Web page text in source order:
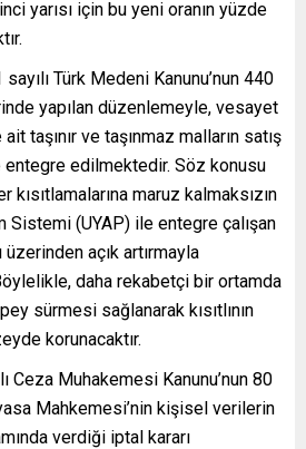
yarısı için bu yeni oranın yüzde
Türk Medeni Kanunu’nun 440
yapılan düzenlemeyle, vesayet
taşınır ve taşınmaz malların satış
edilmektedir. Söz konusu
kısıtlamalarına maruz kalmaksızın
Sistemi (UYAP) ile entegre çalışan
açık artırmayla
daha rekabetçi bir ortamda
sürmesi sağlanarak kısıtlının
korunacaktır.
Ceza Muhakemesi Kanunu’nun 80
Mahkemesi’nin kişisel verilerin
verdiği iptal kararı